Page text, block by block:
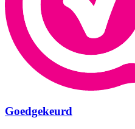
Goedgekeurd